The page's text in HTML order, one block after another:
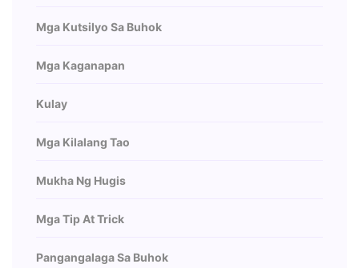
Mga Kutsilyo Sa Buhok
Mga Kaganapan
Kulay
Mga Kilalang Tao
Mukha Ng Hugis
Mga Tip At Trick
Pangangalaga Sa Buhok